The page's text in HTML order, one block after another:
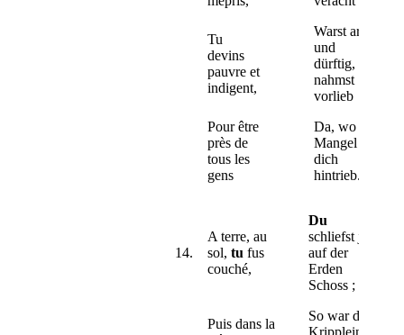
Tu
devins
pauvre et
indigent,
Warst arm,
und
dürftig,
nahmst
vorlieb
Pour être
près de
tous les
gens
Da, wo der
Mangel
dich
hintrieb.
14.
A terre, au
sol,tufus
couché,
Du
schliefst ja
auf der
Erden
Schoss ;
Puis dans la
So war das